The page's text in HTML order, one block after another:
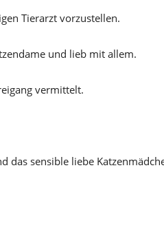
Tierarzt vorzustellen.
und lieb mit allem.
vermittelt.
das sensible liebe